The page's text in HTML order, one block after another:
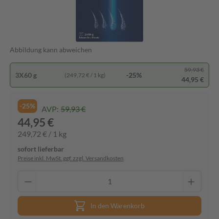
Abbildung kann abweichen
3X60 g (249,72 € / 1 kg) -25%
59,93 €
44,95 €
-25% AVP: 59,93 €
44,95 €
249,72 € / 1 kg
sofort lieferbar
Preise inkl. MwSt. ggf. zzgl. Versandkosten
In den Warenkorb